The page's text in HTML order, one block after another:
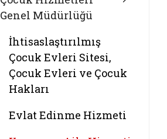
Genel Müdürlüğü
İhtisaslaştırılmış
Çocuk Evleri Sitesi,
Çocuk Evleri ve Çocuk
Hakları
Evlat Edinme Hizmeti